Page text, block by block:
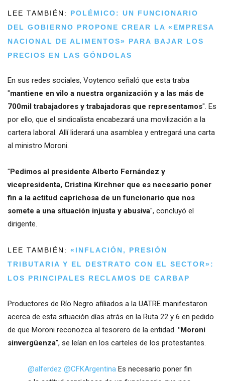
LEE TAMBIÉN:
POLÉMICO: UN FUNCIONARIO
DEL GOBIERNO PROPONE CREAR LA «EMPRESA
NACIONAL DE ALIMENTOS» PARA BAJAR LOS
PRECIOS EN LAS GÓNDOLAS
En sus redes sociales, Voytenco señaló que esta traba
"mantiene en vilo a nuestra organización y a las más de
700mil trabajadores y trabajadoras que representamos". Es
por ello, que el sindicalista encabezará una movilización a la
cartera laboral. Allí liderará una asamblea y entregará una carta
al ministro Moroni.
" Pedimos al presidente Alberto Fernández y
vicepresidenta, Cristina Kirchner que es necesario poner
fin a la actitud caprichosa de un funcionario que nos
somete a una situación injusta y abusiva", concluyó el
dirigente.
LEE TAMBIÉN: «INFLACIÓN, PRESIÓN
TRIBUTARIA Y EL DESTRATO CON EL SECTOR»:
LOS PRINCIPALES RECLAMOS DE CARBAP
Productores de Río Negro afiliados a la UATRE manifestaron
acerca de esta situación días atrás en la Ruta 22 y 6 en pedido
de que Moroni reconozca al tesorero de la entidad. "Moroni
sinvergüenza", se leían en los carteles de los protestantes.
@alferdez @CFKArgentina Es necesario poner fin